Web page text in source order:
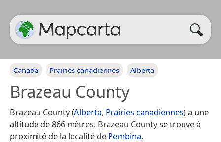
Canada Prairies canadiennes Alberta
Brazeau County
Brazeau County (Alberta, Prairies canadiennes) a une
altitude de 866 mètres. Brazeau County se trouve à
proximité de la localité de Pembina.